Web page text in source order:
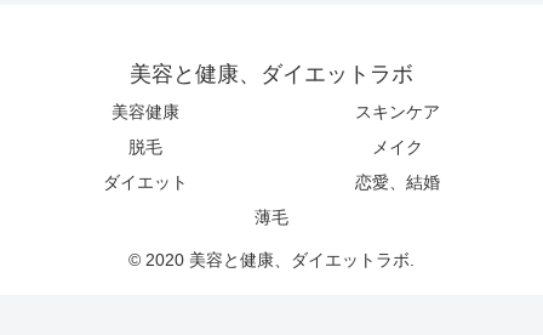
美容と健康、ダイエットラボ
美容健康
スキンケア
脱毛
メイク
ダイエット
恋愛、結婚
薄毛
© 2020 美容と健康、ダイエットラボ.